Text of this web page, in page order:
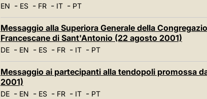
EN - ES- FR- IT- PT
Messaggio alla Superiora Generale della
Francescane di Sant'Antonio (22 agosto 2001)
DE- EN - ES- FR- IT- PT
Messaggio ai partecipanti alla tendopoli promossa
2001)
DE- EN - ES- FR- IT- PT